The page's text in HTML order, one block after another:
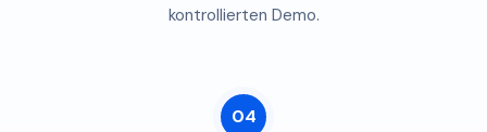
kontrollierten Demo.
04